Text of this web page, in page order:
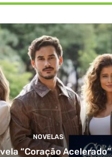
NOVELAS
“Coração Acelerado”